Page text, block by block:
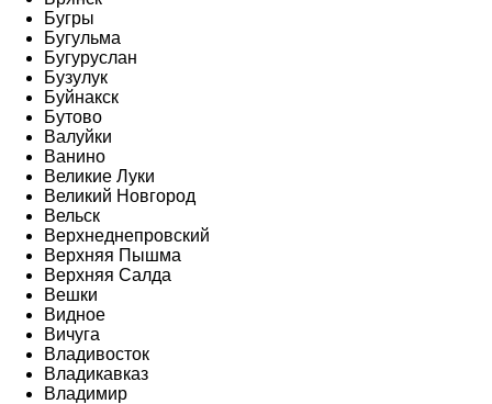
Бугры
Бугульма
Бугуруслан
Бузулук
Буйнакск
Бутово
Валуйки
Ванино
Великие Луки
Великий Новгород
Вельск
Верхнеднепровский
Верхняя Пышма
Верхняя Салда
Вешки
Видное
Вичуга
Владивосток
Владикавказ
Владимир